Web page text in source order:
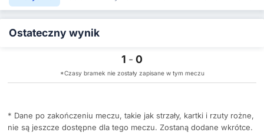
Ostateczny wynik
1 - 0
*Czasy bramek nie zostały zapisane w tym meczu
* Dane po zakończeniu meczu, takie jak strzały, kartki i rzuty rożne,
nie są jeszcze dostępne dla tego meczu. Zostaną dodane wkrótce.